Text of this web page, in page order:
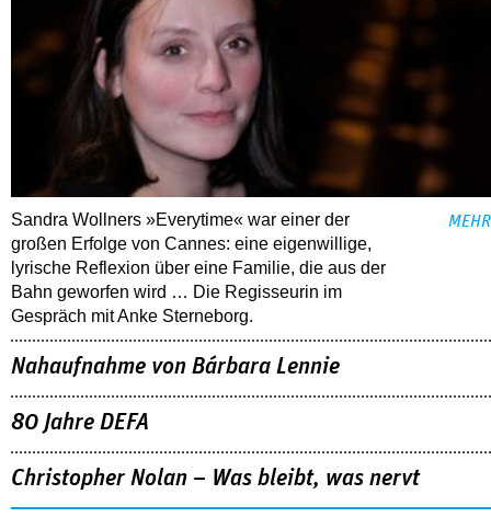
Sandra Wollners »Everytime« war einer der
großen Erfolge von Cannes: eine eigenwillige,
lyrische Reflexion über eine ­Familie, die aus der
Bahn geworfen wird … Die Regisseurin im
Gespräch mit Anke Sterneborg.
MEHR
Nahaufnahme von Bárbara Lennie
80 Jahre DEFA
Christopher Nolan – Was bleibt, was nervt